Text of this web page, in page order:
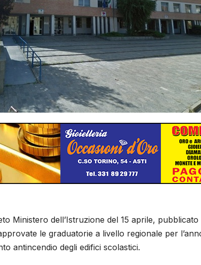
Ministero dell’Istruzione del 15 aprile,
le graduatorie a livello regionale per
antincendio degli edifici scolastici.